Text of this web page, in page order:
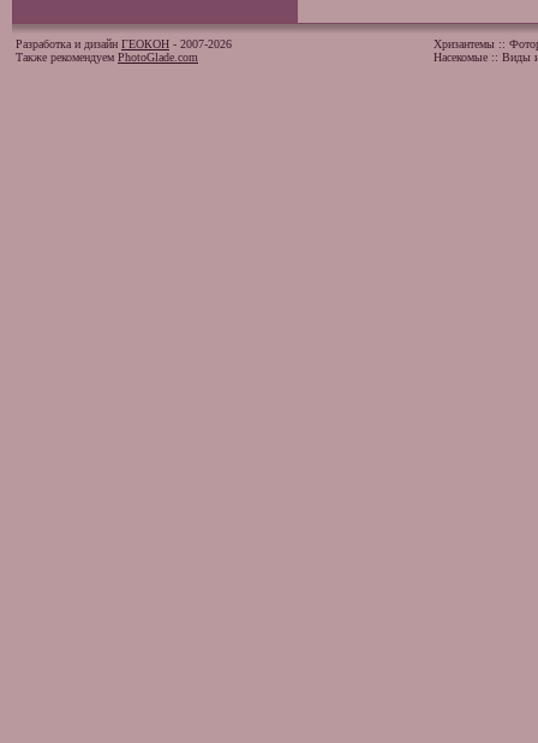
Разработка и дизайн ГЕОКОН - 2007-2026
Также рекомендуем PhotoGlade.com
Хризантемы ::
Насекомые :: Виды